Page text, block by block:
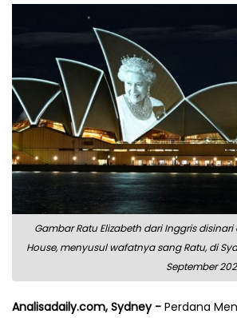
Gambar Ratu Elizabeth dari Inggris
House, menyusul wafatnya sang Ratu, di
September
Analisadaily.com, Sydney - Perdana